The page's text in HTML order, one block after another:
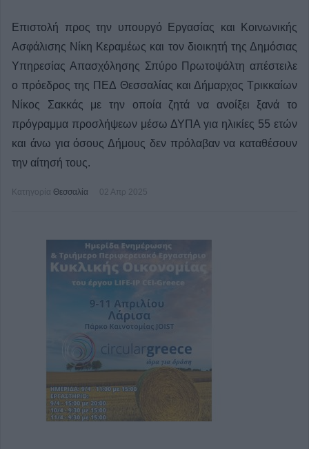
Eπιστολή προς την υπουργό Εργασίας και Κοινωνικής
Ασφάλισης Νίκη Κεραμέως και τον διοικητή της Δημόσιας
Υπηρεσίας Απασχόλησης Σπύρο Πρωτοψάλτη απέστειλε
ο πρόεδρος της ΠΕΔ Θεσσαλίας και Δήμαρχος Τρικκαίων
Νίκος Σακκάς με την οποία ζητά να ανοίξει ξανά το
πρόγραμμα προσλήψεων μέσω ΔΥΠΑ για ηλικίες 55 ετών
και άνω για όσους Δήμους δεν πρόλαβαν να καταθέσουν
την αίτησή τους.
Κατηγορία Θεσσαλία 02 Απρ 2025